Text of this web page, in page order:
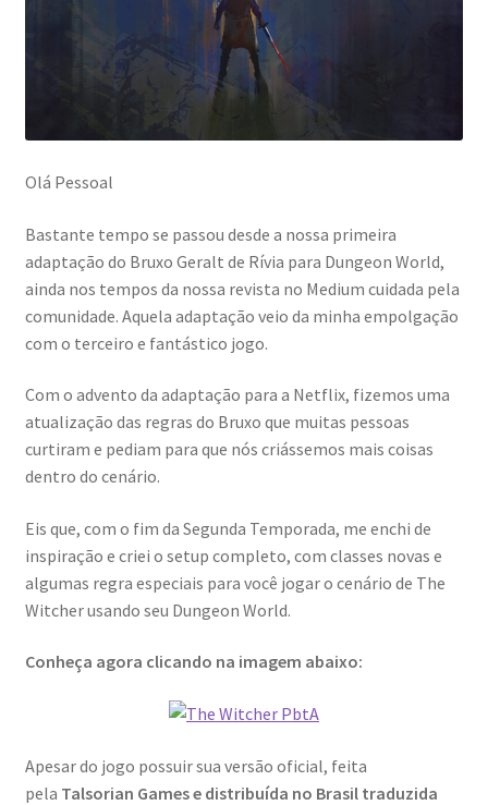
Olá Pessoal
Bastante tempo se passou desde a nossa primeira
adaptação do Bruxo Geralt de Rívia para Dungeon World,
ainda nos tempos da nossa revista no Medium cuidada pela
comunidade. Aquela adaptação veio da minha empolgação
com o terceiro e fantástico jogo.
Com o advento da adaptação para a Netflix, fizemos uma
atualização das regras do Bruxo que muitas pessoas
curtiram e pediam para que nós criássemos mais coisas
dentro do cenário.
Eis que, com o fim da Segunda Temporada, me enchi de
inspiração e criei o setup completo, com classes novas e
algumas regra especiais para você jogar o cenário de The
Witcher usando seu Dungeon World.
Conheça agora clicando na imagem abaixo:
Apesar do jogo possuir sua versão oficial, feita
pela Talsorian Games e distribuída no Brasil traduzida